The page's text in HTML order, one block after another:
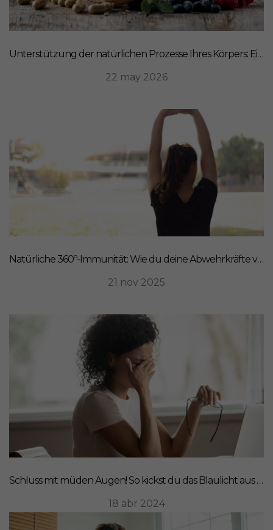
Unterstützung der natürlichen Prozesse Ihres Körpers: Ein ganzheitlicher Ansatz für Ernährung
22 may 2026
Natürliche 360º-Immunität: Wie du deine Abwehrkräfte von innen stärkst
21 nov 2025
Schluss mit müden Augen! So kickst du das Blaulicht aus deinem Leben
18 abr 2024